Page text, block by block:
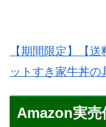
【期間限定】【
ットすき家牛丼の
Amazon実売